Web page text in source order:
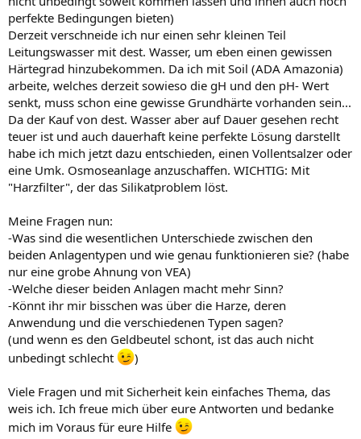
perfekte Bedingungen bieten)
Derzeit verschneide ich nur einen sehr kleinen Teil
Leitungswasser mit dest. Wasser, um eben einen gewissen
Härtegrad hinzubekommen. Da ich mit Soil (ADA Amazonia)
arbeite, welches derzeit sowieso die gH und den pH- Wert
senkt, muss schon eine gewisse Grundhärte vorhanden sein...
Da der Kauf von dest. Wasser aber auf Dauer gesehen recht
teuer ist und auch dauerhaft keine perfekte Lösung darstellt
habe ich mich jetzt dazu entschieden, einen Vollentsalzer oder
eine Umk. Osmoseanlage anzuschaffen. WICHTIG: Mit
"Harzfilter", der das Silikatproblem löst.
Meine Fragen nun:
-Was sind die wesentlichen Unterschiede zwischen den
beiden Anlagentypen und wie genau funktionieren sie? (habe
nur eine grobe Ahnung von VEA)
-Welche dieser beiden Anlagen macht mehr Sinn?
-Könnt ihr mir bisschen was über die Harze, deren
Anwendung und die verschiedenen Typen sagen?
(und wenn es den Geldbeutel schont, ist das auch nicht
unbedingt schlecht
)
Viele Fragen und mit Sicherheit kein einfaches Thema, das
weis ich. Ich freue mich über eure Antworten und bedanke
mich im Voraus für eure Hilfe